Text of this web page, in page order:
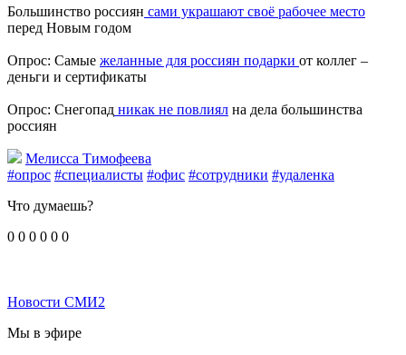
Большинство россиян сами украшают своё рабочее место
перед Новым годом
Опрос: Самые желанные для россиян подарки от коллег –
деньги и сертификаты
Опрос: Снегопад никак не повлиял на дела большинства
россиян
Мелисса Тимофеева
#опрос #специалисты #офис #сотрудники #удаленка
Что думаешь?
0 0 0 0 0 0
Новости СМИ2
Мы в эфире